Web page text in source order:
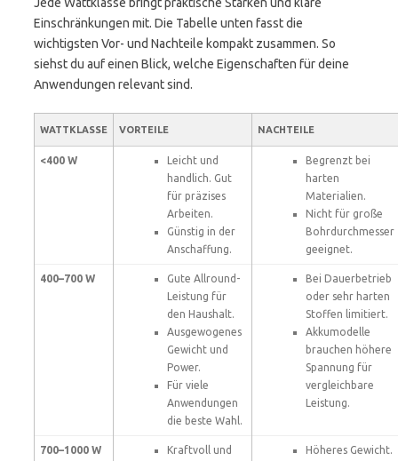
Einschränkungen mit. Die Tabelle unten fasst die
wichtigsten Vor- und Nachteile kompakt zusammen. So
siehst du auf einen Blick, welche Eigenschaften für deine
Anwendungen relevant sind.
WATTKLASSE VORTEILE NACHTEILE
<400 W
Leicht und
handlich. Gut
für präzises
Arbeiten.
Günstig in der
Anschaffung.
Begrenzt bei
harten
Materialien.
Nicht für große
Bohrdurchmesser
geeignet.
400–700 W
Gute Allround-
Leistung für
den Haushalt.
Ausgewogenes
Gewicht und
Power.
Für viele
Anwendungen
die beste Wahl.
Bei Dauerbetrieb
oder sehr harten
Stoffen limitiert.
Akkumodelle
brauchen höhere
Spannung für
vergleichbare
Leistung.
700–1000 W
Kraftvoll und
Höheres Gewicht.